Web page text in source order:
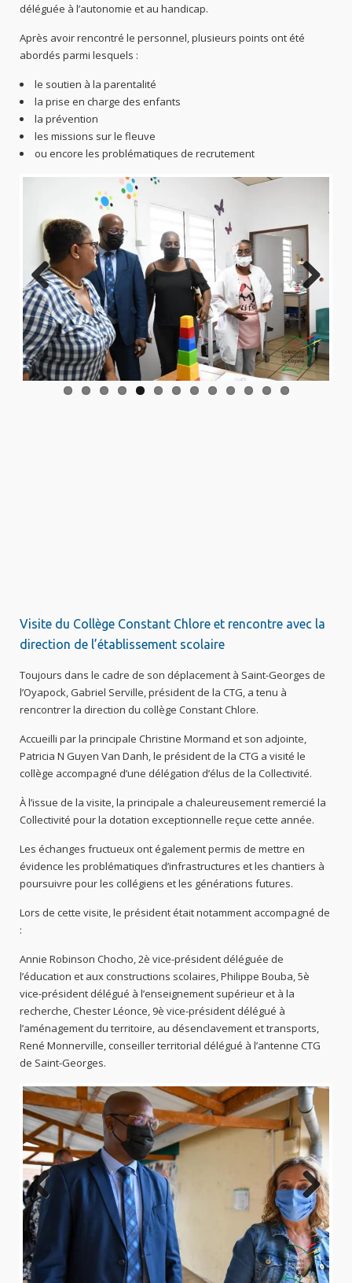
déléguée à l’autonomie et au handicap.
Après avoir rencontré le personnel, plusieurs points ont été
abordés parmi lesquels :
le soutien à la parentalité
la prise en charge des enfants
la prévention
les missions sur le fleuve
ou encore les problématiques de recrutement
Previo
us
Next
Visite du Collège Constant Chlore et rencontre avec la
direction de l’établissement scolaire
Toujours dans le cadre de son déplacement à Saint-Georges de
l’Oyapock, Gabriel Serville, président de la CTG, a tenu à
rencontrer la direction du collège Constant Chlore.
Accueilli par la principale Christine Mormand et son adjointe,
Patricia N Guyen Van Danh, le président de la CTG a visité le
collège accompagné d’une délégation d’élus de la Collectivité.
À l’issue de la visite, la principale a chaleureusement remercié la
Collectivité pour la dotation exceptionnelle reçue cette année.
Les échanges fructueux ont également permis de mettre en
évidence les problématiques d’infrastructures et les chantiers à
poursuivre pour les collégiens et les générations futures.
Lors de cette visite, le président était notamment accompagné de
:
Annie Robinson Chocho, 2è vice-président déléguée de
l’éducation et aux constructions scolaires, Philippe Bouba, 5è
vice-président délégué à l’enseignement supérieur et à la
recherche, Chester Léonce, 9è vice-président délégué à
l’aménagement du territoire, au désenclavement et transports,
René Monnerville, conseiller territorial délégué à l’antenne CTG
de Saint-Georges.
Previo
us
Next